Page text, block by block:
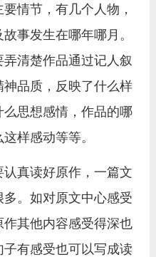
情节，有几个人物，
事发生在哪年哪月。
清楚作品通过记人叙
品质，反映了什么样
思想感情，作品的哪
样感动等等。
真读好原作，一篇文
。如对原文中心感受
其他内容感受得深也
有感受也可以写成读